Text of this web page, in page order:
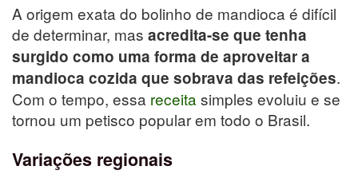
A origem exata do bolinho de mandioca é difícil
de determinar, mas acredita-se que tenha
surgido como uma forma de aproveitar a
mandioca cozida que sobrava das refeições.
Com o tempo, essa receita simples evoluiu e se
tornou um petisco popular em todo o Brasil.
Variações regionais